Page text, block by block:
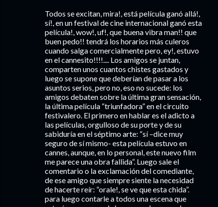
Todos se excitan, mira!, está película ganó allá!,
sí!, en un festival de cine internacional ganó esta
película!, wow!, uf!, que buena vibra man!! que
buen pedo!! tendrá los horarios más culeros
cuando salga comercialmente pero, ey!, estuvo
en el cannesito!!!!.... Los amigos se juntan,
comparten unos cuantos chistes gastados y
luego se supone que deberían de pasar a los
asuntos serios, pero no, eso no sucede: los
amigos debaten sobre la última gran sensación,
la última película “triunfadora” en el circuito
festivalero. El primero en hablar es el adicto a
las películas, orgulloso de su porte y de su
sabiduría en el séptimo arte: “sí –dice muy
seguro de sí mismo- esta película estuvo en
cannes, aunque, en lo personal, este nuevo film
me parece una obra fallida”. Luego sale el
comentario o la exclamación del comediante,
de ese amigo que siempre siente la necesidad
de hacerte reír: “orale!, se ve que esta chida”.
para luego contarle a todos una escena que